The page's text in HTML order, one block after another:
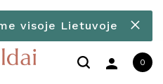
visoje Lietuvoje
person 0